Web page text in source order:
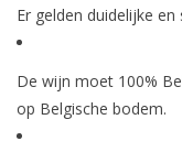
Er gelden duidelijke
De wijn moet 100%
op Belgische bodem.